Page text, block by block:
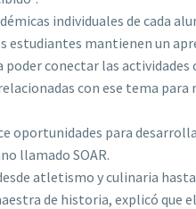
individuales de cada
estudiantes mantienen un
conectar las actividades
con ese tema
oportunidades para
llamado SOAR.
atletismo y culinaria
de historia, explicó que